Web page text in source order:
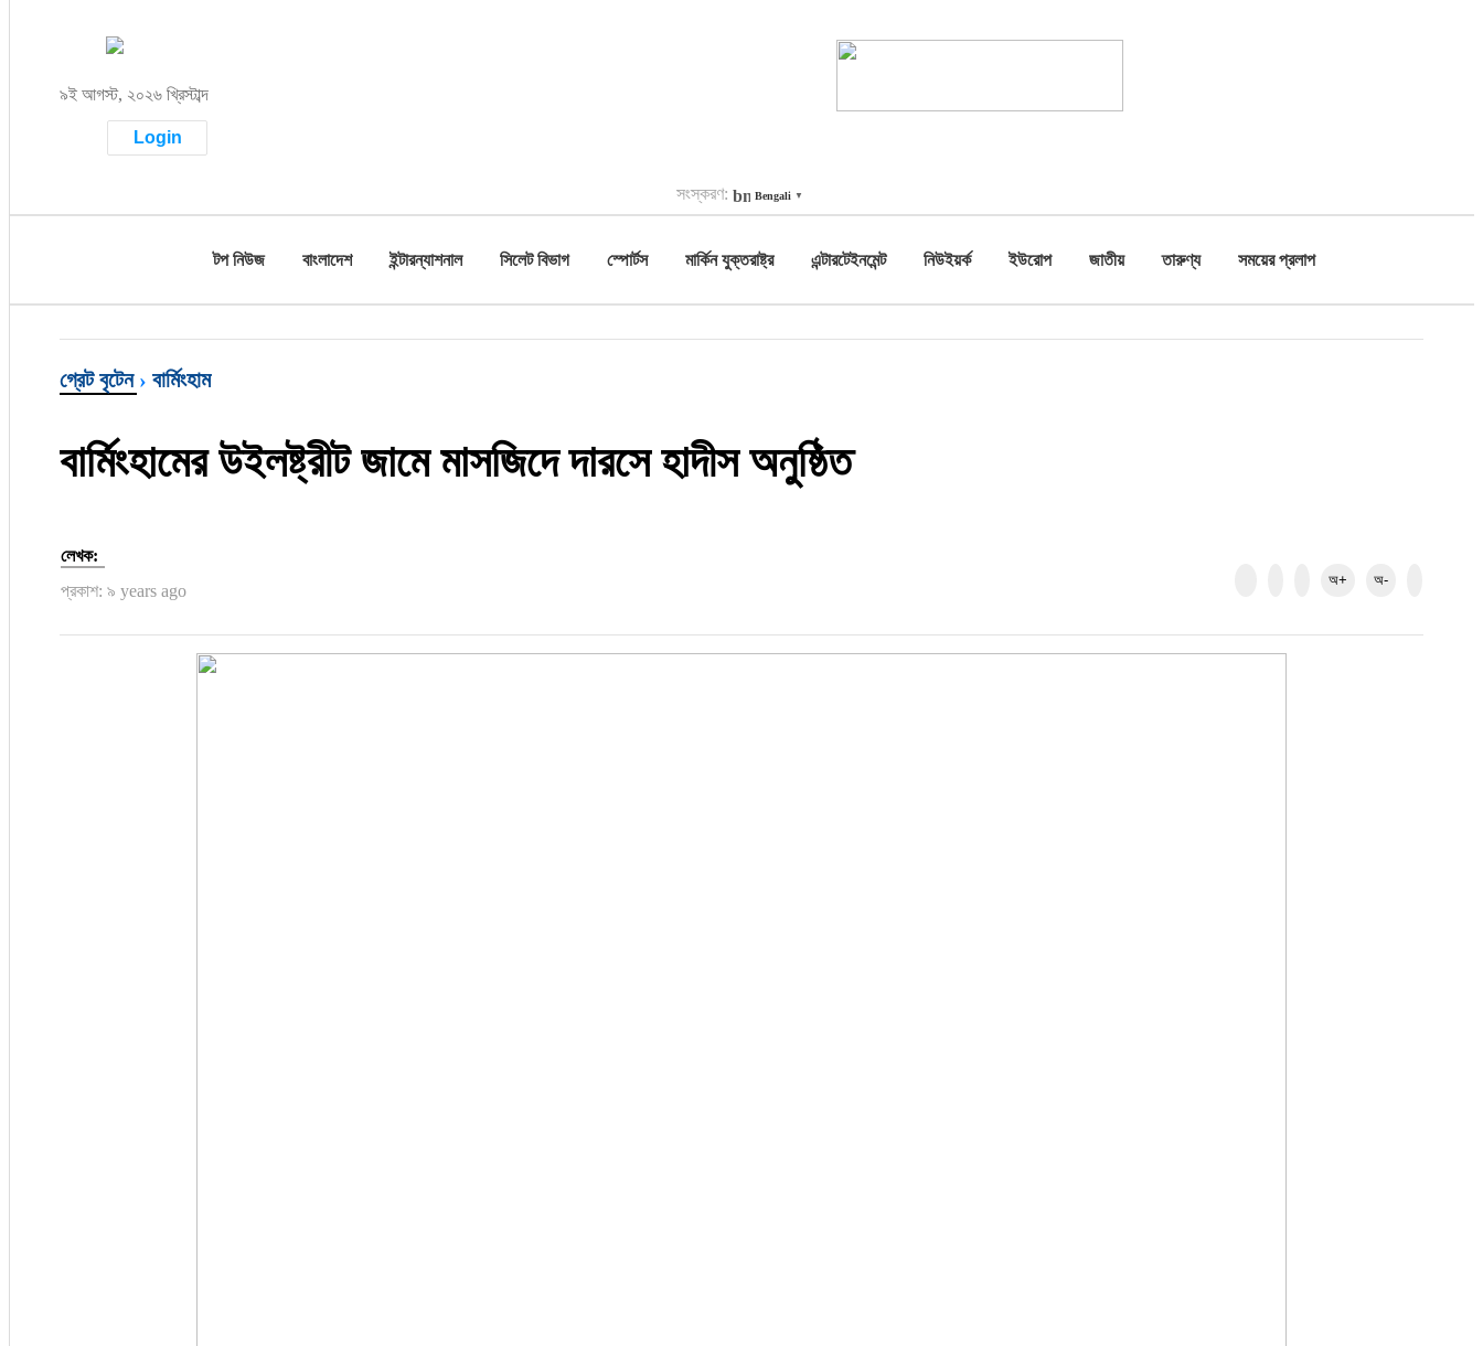
৯ই আগস্ট, ২০২৬ খ্রিস্টাব্দ
Login
সংস্করণ: Bengali ▼
সিলেট বিভাগ
এন্টারটেইনমেন্ট
তারুণ্য
টপ নিউজ বাংলাদেশ ইন্টারন্যাশনাল সিলেট বিভাগ স্পোর্টস মার্কিন যুক্তরাষ্ট্র এন্টারটেইনমেন্ট নিউইয়র্ক ইউরোপ জাতীয় তারুণ্য সময়ের প্রলাপ
গ্রেট বৃটেন›বার্মিংহাম
বার্মিংহামের উইলষ্ট্রীট জামে মাসজিদে দারসে হাদীস অনুষ্ঠিত
লেখক:
প্রকাশ: ৯ years ago
অ+ অ-